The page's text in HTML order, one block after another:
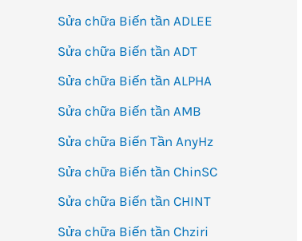
Sửa chữa Biến tần ADLEE
Sửa chữa Biến tần ADT
Sửa chữa Biến tần ALPHA
Sửa chữa Biến tần AMB
Sửa chữa Biến Tần AnyHz
Sửa chữa Biến tần ChinSC
Sửa chữa Biến tần CHINT
Sửa chữa Biến tần Chziri